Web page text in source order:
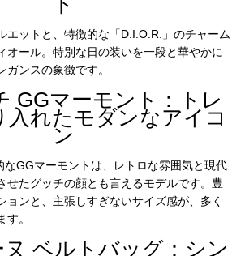
エットと、特徴的な「D.I.O.R.」のチャーム
オール。特別な日の装いを一段と華やかに
ンスの象徴です。
GGマーモント：トレ
入れたモダンなアイコ
ン
なGGマーモントは、レトロな雰囲気と現代
せたグッチの顔とも言えるモデルです。豊
ョンと、主張しすぎないサイズ感が、多く
。
ヌ ベルトバッグ：シン